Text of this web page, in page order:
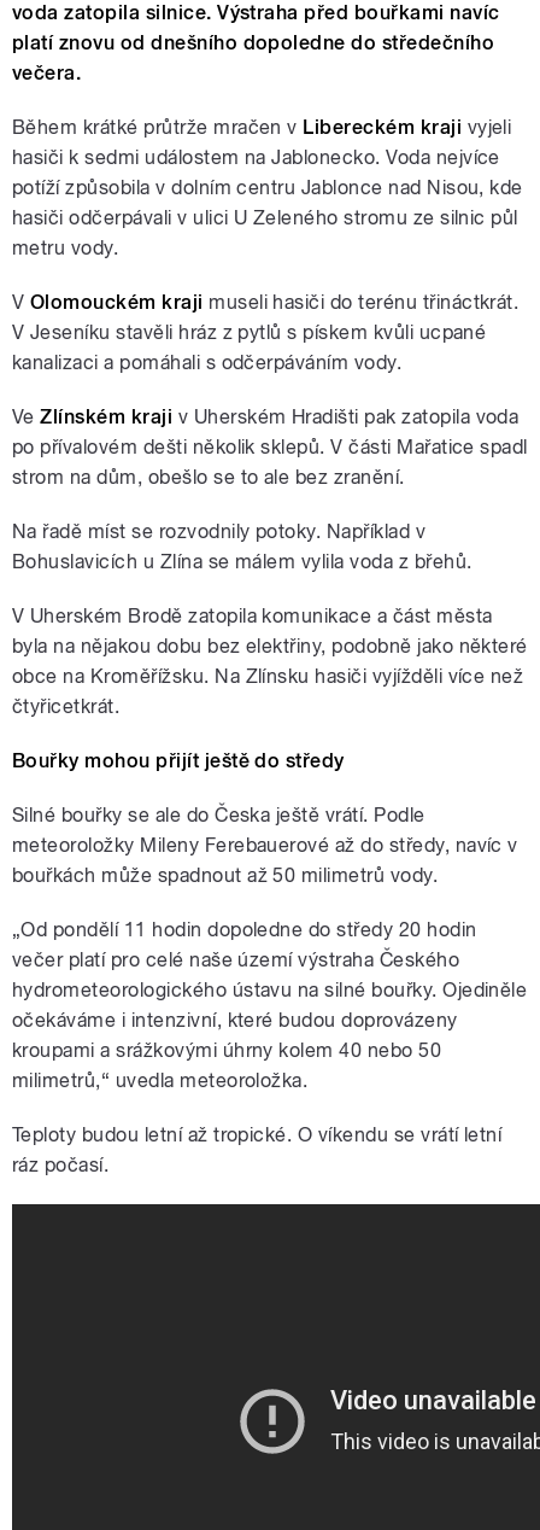
voda zatopila silnice. Výstraha před bouřkami navíc
platí znovu od dnešního dopoledne do středečního
večera.
Během krátké průtrže mračen v Libereckém kraji vyjeli
hasiči k sedmi událostem na Jablonecko. Voda nejvíce
potíží způsobila v dolním centru Jablonce nad Nisou, kde
hasiči odčerpávali v ulici U Zeleného stromu ze silnic půl
metru vody.
V Olomouckém kraji museli hasiči do terénu třináctkrát.
V Jeseníku stavěli hráz z pytlů s pískem kvůli ucpané
kanalizaci a pomáhali s odčerpáváním vody.
VeZlínském kraji v Uherském Hradišti pak zatopila voda
po přívalovém dešti několik sklepů. V části Mařatice spadl
strom na dům, obešlo se to ale bez zranění.
Na řadě míst se rozvodnily potoky. Například v
Bohuslavicích u Zlína se málem vylila voda z břehů.
V Uherském Brodě zatopila komunikace a část města
byla na nějakou dobu bez elektřiny, podobně jako některé
obce na Kroměřížsku. Na Zlínsku hasiči vyjížděli více než
čtyřicetkrát.
Bouřky mohou přijít ještě do středy
Silné bouřky se ale do Česka ještě vrátí. Podle
meteoroložky Mileny Ferebauerové až do středy, navíc v
bouřkách může spadnout až 50 milimetrů vody.
„Od pondělí 11 hodin dopoledne do středy 20 hodin
večer platí pro celé naše území výstraha Českého
hydrometeorologického ústavu na silné bouřky. Ojediněle
očekáváme i intenzivní, které budou doprovázeny
kroupami a srážkovými úhrny kolem 40 nebo 50
milimetrů,“ uvedla meteoroložka.
Teploty budou letní až tropické. O víkendu se vrátí letní
ráz počasí.